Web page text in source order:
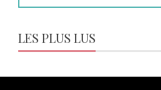
LES PLUS LUS